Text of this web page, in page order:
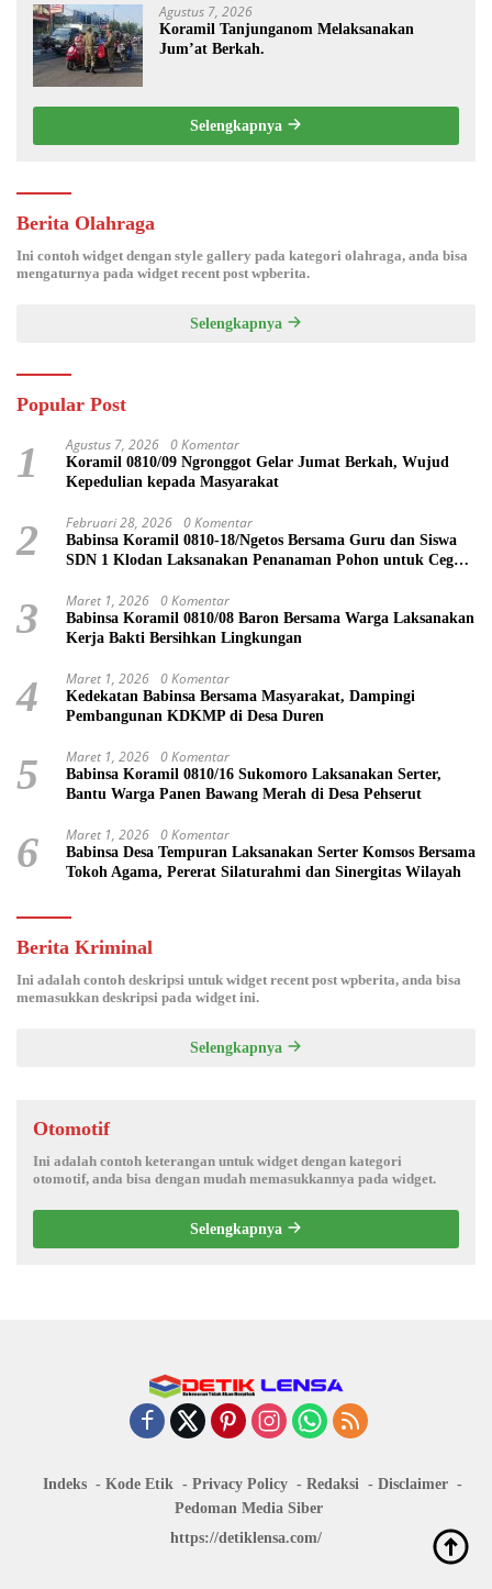
Agustus 7, 2026
Koramil Tanjunganom Melaksanakan
Jum’at Berkah.
Selengkapnya
Berita Olahraga
Ini contoh widget dengan style gallery pada kategori olahraga, anda bisa
mengaturnya pada widget recent post wpberita.
Selengkapnya
Popular Post
1 Agustus 7, 2026 0 Komentar
Koramil 0810/09 Ngronggot Gelar Jumat Berkah, Wujud
Kepedulian kepada Masyarakat
2 Februari 28, 2026 0 Komentar
Babinsa Koramil 0810-18/Ngetos Bersama Guru dan Siswa
SDN 1 Klodan Laksanakan Penanaman Pohon untuk Cegah
3 Maret 1, 2026 0 Komentar
Babinsa Koramil 0810/08 Baron Bersama Warga Laksanakan
Kerja Bakti Bersihkan Lingkungan
4 Maret 1, 2026 0 Komentar
Kedekatan Babinsa Bersama Masyarakat, Dampingi
Pembangunan KDKMP di Desa Duren
5 Maret 1, 2026 0 Komentar
Babinsa Koramil 0810/16 Sukomoro Laksanakan Serter,
Bantu Warga Panen Bawang Merah di Desa Pehserut
6 Maret 1, 2026 0 Komentar
Babinsa Desa Tempuran Laksanakan Serter Komsos Bersama
Tokoh Agama, Pererat Silaturahmi dan Sinergitas Wilayah
Berita Kriminal
Ini adalah contoh deskripsi untuk widget recent post wpberita, anda bisa
memasukkan deskripsi pada widget ini.
Selengkapnya
Otomotif
Ini adalah contoh keterangan untuk widget dengan kategori
otomotif, anda bisa dengan mudah memasukkannya pada widget.
Selengkapnya
Indeks Kode Etik Privacy Policy Redaksi
Disclaimer
Pedoman Media Siber
https://detiklensa.com/